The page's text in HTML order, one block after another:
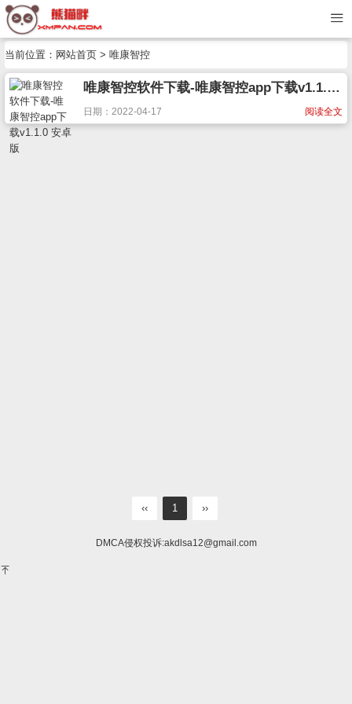
当前位置： 网站首页 > 唯康智控
唯康智控软件下载-唯康智控app下载v1.1.0 安卓版
阅读全文
日期：2022-04-17
‹‹ 1 ››
DMCA侵权投诉:akdlsa12@gmail.com